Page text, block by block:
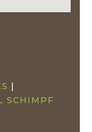
SCHIMPF